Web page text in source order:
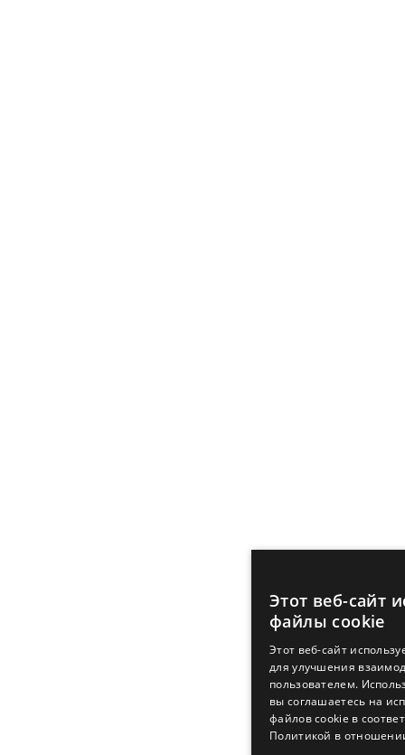
Этот веб-сайт
файлы cookie
Этот веб-сайт
для улучшения
пользователем.
вы соглашаетесь на
файлов cookie в
Политикой в